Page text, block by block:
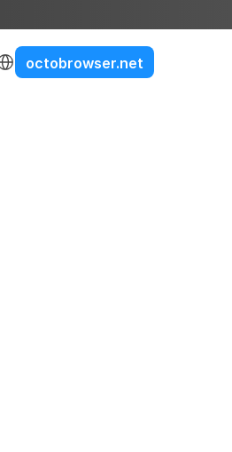
Select Language
octobrowser.net